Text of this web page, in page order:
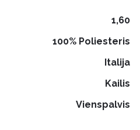
1,60
100% Poliesteris
Italija
Kailis
Vienspalvis